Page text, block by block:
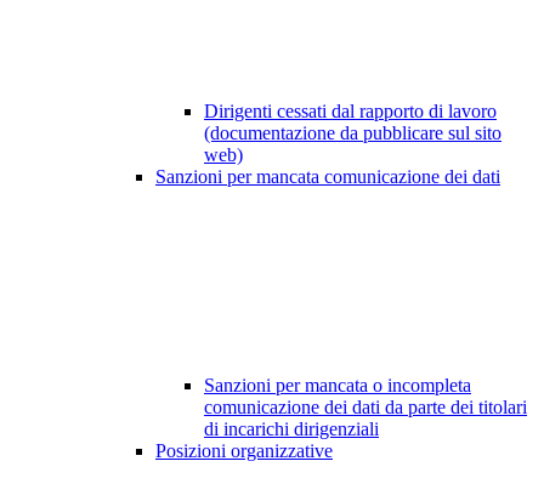
Dirigenti cessati dal rapporto di lavoro
(documentazione da pubblicare sul sito
web)
Sanzioni per mancata comunicazione dei dati
Sanzioni per mancata o incompleta
comunicazione dei dati da parte dei titolari
di incarichi dirigenziali
Posizioni organizzative